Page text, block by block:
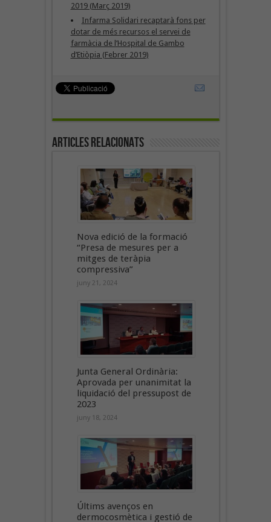
2019 (Març 2019)
Infarma Solidari recaptarà fons per
dotar de més recursos el servei de
farmàcia de l’Hospital de Gambo
d’Etiòpia (Febrer 2019)
Articles Relacionats
Nova edició de la formació
“Presa de mesures per a
mitges de teràpia
compressiva”
juny 21, 2024
Junta General Ordinària:
Aprovada per unanimitat la
liquidació del pressupost de
2023
juny 18, 2024
Últims avenços en
dermocosmètica i gestió de